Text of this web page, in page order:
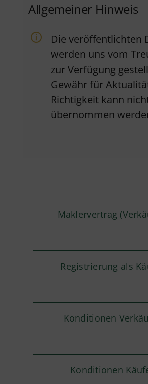
Allgemeiner Hinweis
Die veröffentlichten
werden uns vom
zur Verfügung
Gewähr für
Richtigkeit kann
übernommen
Maklervertrag
Registrierung als
Konditionen
Konditionen